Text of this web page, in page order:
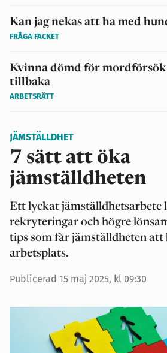
Kan jag nekas att ha med
FRÅGA FACKET
Kvinna dömd för
tillbaka
ARBETSRÄTT
JÄMSTÄLLDHET
7 sätt att öka
jämställdheten
Ett lyckat jämställdhetsarbete
rekryteringar och högre
tips som får jämställdheten att
arbetsplats.
Publicerad 15 maj 2025, kl 09:30